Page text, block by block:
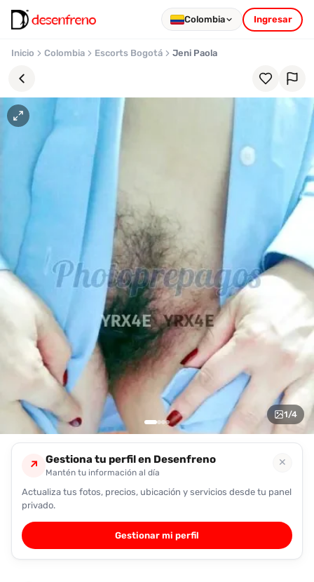
Colombia Ingresar
Inicio Colombia Escorts Bogotá Jeni Paola
Favoritos
guardar
tus
favoritas
encontrarlas
fácilmente.
Entendido
1/4
↗ Gestiona tu perfil en Desenfreno
Mantén tu información al día
✕
Actualiza tus fotos, precios, ubicación y servicios desde tu panel
privado.
Gestionar mi perfil